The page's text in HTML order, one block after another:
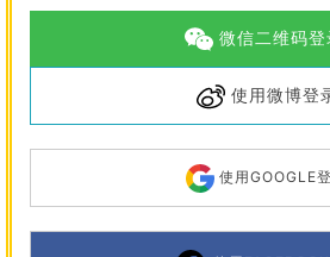
微信二维码登
使用微博登
使用GOOGLE